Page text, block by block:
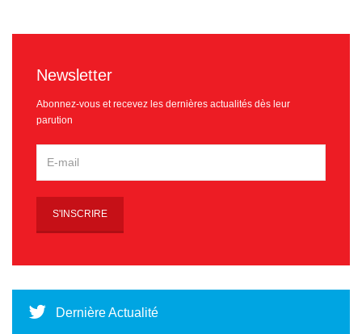
Newsletter
Abonnez-vous et recevez les dernières actualités dès leur
parution
Dernière Actualité